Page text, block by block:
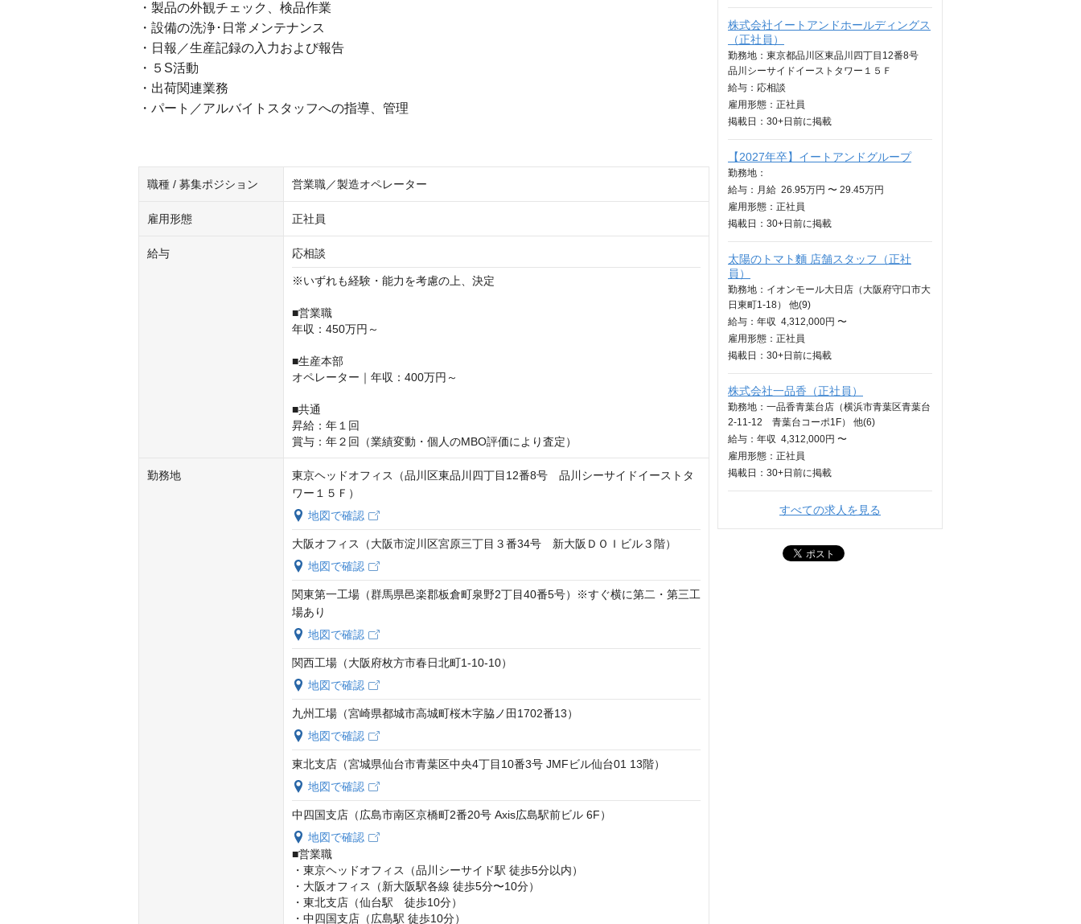
・製品の外観チェック、検品作業
・設備の洗浄･日常メンテナンス
・日報／生産記録の入力および報告
・５S活動
・出荷関連業務
・パート／アルバイトスタッフへの指導、管理
職種 / 募集ポジション 営業職／製造オペレーター
雇用形態 正社員
給与 応相談
※いずれも経験・能力を考慮の上、決定
■営業職
年収：450万円～
■生産本部
オペレーター｜年収：400万円～
■共通
昇給：年１回
賞与：年２回（業績変動・個人のMBO評価により査定）
勤務地
東京ヘッドオフィス（品川区東品川四丁目12番8号 品川シーサイドイーストタ
ワー１５Ｆ）
地図で確認
大阪オフィス（大阪市淀川区宮原三丁目３番34号 新大阪ＤＯＩビル３階）
地図で確認
関東第一工場（群馬県邑楽郡板倉町泉野2丁目40番5号）※すぐ横に第二・第三工
場あり
地図で確認
関西工場（大阪府枚方市春日北町1-10-10）
地図で確認
九州工場（宮崎県都城市高城町桜木字脇ノ田1702番13）
地図で確認
東北支店（宮城県仙台市青葉区中央4丁目10番3号 JMFビル仙台01 13階）
地図で確認
中四国支店（広島市南区京橋町2番20号 Axis広島駅前ビル 6F）
地図で確認
■営業職
・東京ヘッドオフィス（品川シーサイド駅 徒歩5分以内）
・大阪オフィス（新大阪駅各線 徒歩5分〜10分）
・東北支店（仙台駅　徒歩10分）
・中四国支店（広島駅 徒歩10分）
株式会社イートアンドホールディングス
（正社員）
勤務地：東京都品川区東品川四丁目12番8号
品川シーサイドイーストタワー１５Ｆ
給与： 応相談
雇用形態：正社員
掲載日： 30+日 前に掲載
【2027年卒】イートアンドグループ
勤務地：
給与： 月給 26.95万円 〜 29.45万円
雇用形態：正社員
掲載日： 30+日 前に掲載
太陽のトマト麵 店舗スタッフ（正社
員）
勤務地：イオンモール大日店（大阪府守口市大
日東町1-18） 他(9)
給与： 年収 4,312,000円 〜
雇用形態：正社員
掲載日： 30+日 前に掲載
株式会社一品香（正社員）
勤務地：一品香青葉台店（横浜市青葉区青葉台
2-11-12 青葉台コーポ1F） 他(6)
給与： 年収 4,312,000円 〜
雇用形態：正社員
掲載日： 30+日 前に掲載
すべての求人を見る